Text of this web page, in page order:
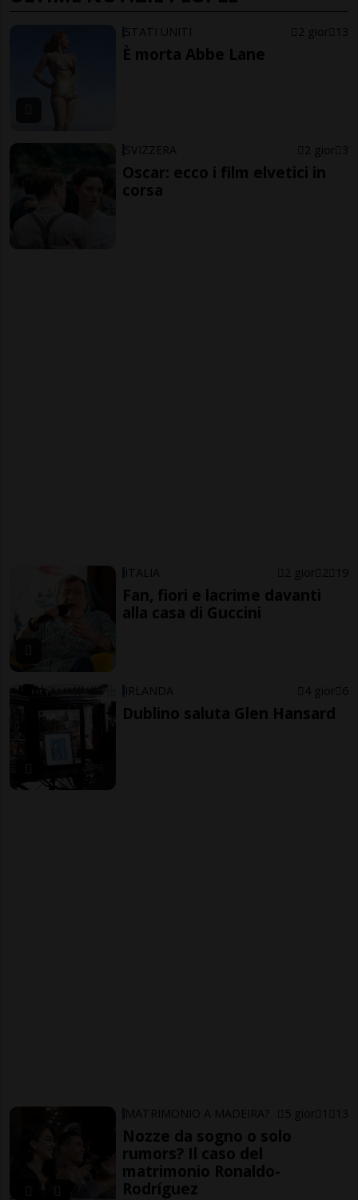
STATI UNITI 2 gior 13
È morta Abbe Lane
SVIZZERA 2 gior 3
Oscar: ecco i film elvetici in
corsa
ITALIA 2 gior 2 19
Fan, fiori e lacrime davanti
alla casa di Guccini
IRLANDA 4 gior 6
Dublino saluta Glen Hansard
MATRIMONIO A MADEIRA? 5 gior 1 13
Nozze da sogno o solo
rumors? Il caso del
matrimonio Ronaldo-
Rodríguez